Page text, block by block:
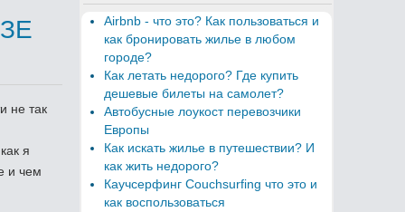
не так
я
и чем
Airbnb - что это? Как пользоваться и
как бронировать жилье в любом
городе?
Как летать недорого? Где купить
дешевые билеты на самолет?
Автобусные лоукост перевозчики
Европы
Как искать жилье в путешествии? И
как жить недорого?
Каучсерфинг Couchsurfing что это и
как воспользоваться